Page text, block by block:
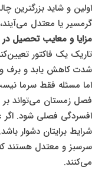
اولین و شاید بزرگترین
گرمسیر یا معتدل
مزایا و معایب تحصیل در
تاریک یک فاکتور
شدت کاهش یابد و برف و
اما مسئله فقط سرما
فصل زمستان می‌تواند بر
افسردگی فصلی شود. اگر
شرایط برایتان دشوار
سرسبز و معتدل هستند
می‌کنند.